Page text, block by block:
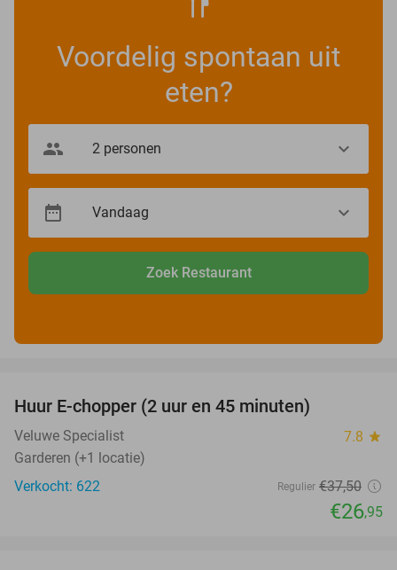
Voordelig spontaan uit
eten?
Zoek Restaurant
Huur E-chopper (2 uur en 45 minuten)
Veluwe Specialist 7.8 star
Garderen (+1 locatie)
Verkocht: 622
Regulier €37,50
€26,95